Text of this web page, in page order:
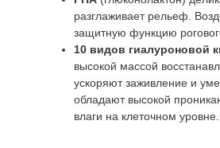
разглаживает рельеф.
защитную функцию
10 видов гиалуроновой
высокой массой
ускоряют заживление и
обладают высокой
влаги на клеточном уровне.